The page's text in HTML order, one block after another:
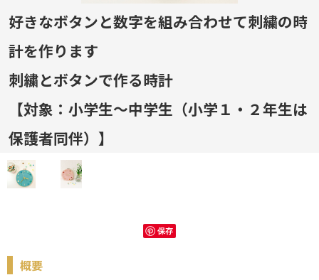
好きなボタンと数字を組み合わせて刺繍の時
計を作ります
刺繍とボタンで作る時計
【対象：小学生～中学生（小学１・２年生は
保護者同伴）】
保存
概要